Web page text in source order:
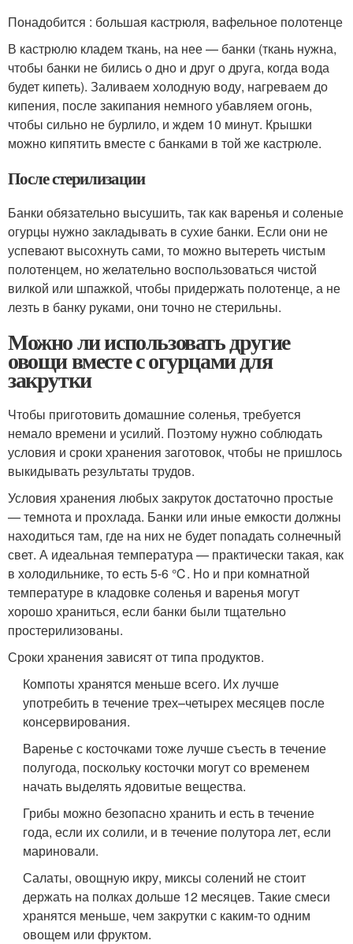
Понадобится : большая кастрюля, вафельное полотенце
В кастрюлю кладем ткань, на нее — банки (ткань нужна,
чтобы банки не бились о дно и друг о друга, когда вода
будет кипеть). Заливаем холодную воду, нагреваем до
кипения, после закипания немного убавляем огонь,
чтобы сильно не бурлило, и ждем 10 минут. Крышки
можно кипятить вместе с банками в той же кастрюле.
После стерилизации
Банки обязательно высушить, так как варенья и соленые
огурцы нужно закладывать в сухие банки. Если они не
успевают высохнуть сами, то можно вытереть чистым
полотенцем, но желательно воспользоваться чистой
вилкой или шпажкой, чтобы придержать полотенце, а не
лезть в банку руками, они точно не стерильны.
Можно ли использовать другие
овощи вместе с огурцами для
закрутки
Чтобы приготовить домашние соленья, требуется
немало времени и усилий. Поэтому нужно соблюдать
условия и сроки хранения заготовок, чтобы не пришлось
выкидывать результаты трудов.
Условия хранения любых закруток достаточно простые
— темнота и прохлада. Банки или иные емкости должны
находиться там, где на них не будет попадать солнечный
свет. А идеальная температура — практически такая, как
в холодильнике, то есть 5-6 ℃. Но и при комнатной
температуре в кладовке соленья и варенья могут
хорошо храниться, если банки были тщательно
простерилизованы.
Сроки хранения зависят от типа продуктов.
Компоты хранятся меньше всего. Их лучше
употребить в течение трех–четырех месяцев после
консервирования.
Варенье с косточками тоже лучше съесть в течение
полугода, поскольку косточки могут со временем
начать выделять ядовитые вещества.
Грибы можно безопасно хранить и есть в течение
года, если их солили, и в течение полутора лет, если
мариновали.
Салаты, овощную икру, миксы солений не стоит
держать на полках дольше 12 месяцев. Такие смеси
хранятся меньше, чем закрутки с каким-то одним
овощем или фруктом.